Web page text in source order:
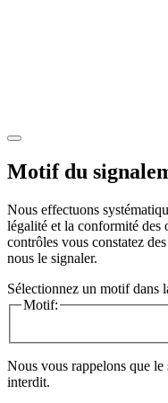
Motif du
Nous effectuons
légalité et la conformité des
contrôles vous constatez
nous le signaler.
Sélectionnez un motif dans
Motif:
Nous vous rappelons que
interdit.